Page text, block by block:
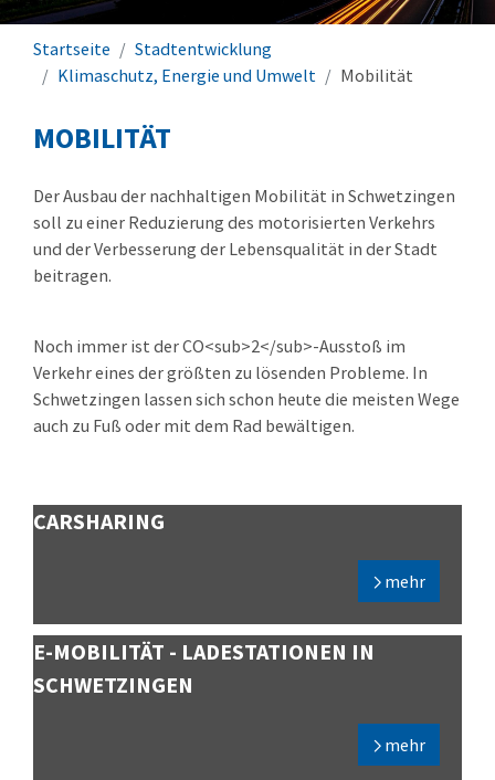
Startseite
Stadtentwicklung
Klimaschutz, Energie und Umwelt
Mobilität
MOBILITÄT
Der Ausbau der nachhaltigen Mobilität in Schwetzingen
soll zu einer Reduzierung des motorisierten Verkehrs
und der Verbesserung der Lebensqualität in der Stadt
beitragen.
Noch immer ist der CO<sub>2</sub>-Ausstoß im
Verkehr eines der größten zu lösenden Probleme. In
Schwetzingen lassen sich schon heute die meisten Wege
auch zu Fuß oder mit dem Rad bewältigen.
CARSHARING
mehr
E-MOBILITÄT - LADESTATIONEN IN
SCHWETZINGEN
mehr